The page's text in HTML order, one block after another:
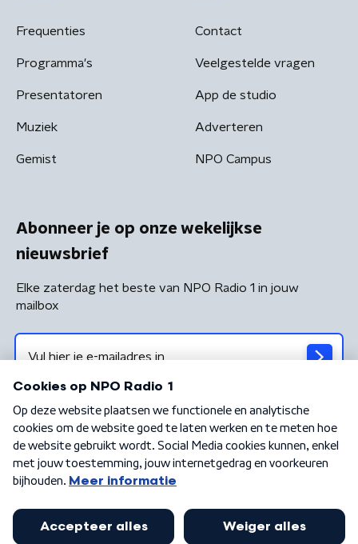
Frequenties
Programma's
Presentatoren
Muziek
Gemist
Contact
Veelgestelde vragen
App de studio
Adverteren
NPO Campus
Abonneer je op onze wekelijkse
nieuwsbrief
Elke zaterdag het beste van NPO Radio 1 in jouw
mailbox
Algemene voorwaarden